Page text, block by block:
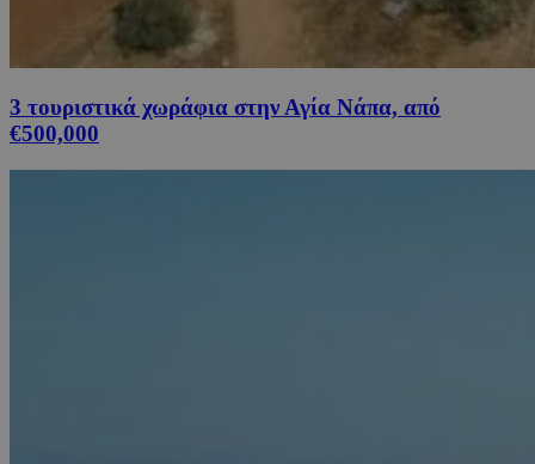
3 τουριστικά χωράφια στην Αγία Νάπα, από
€500,000